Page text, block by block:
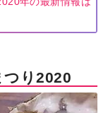
り2020